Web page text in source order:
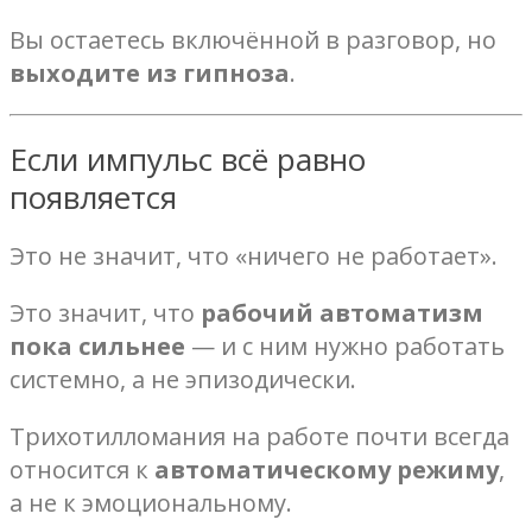
Вы остаетесь включённой в разговор, но
выходите из гипноза.
Если импульс всё равно
появляется
Это не значит, что «ничего не работает».
Это значит, что рабочий автоматизм
пока сильнее — и с ним нужно работать
системно, а не эпизодически.
Трихотилломания на работе почти всегда
относится к автоматическому режиму,
а не к эмоциональному.